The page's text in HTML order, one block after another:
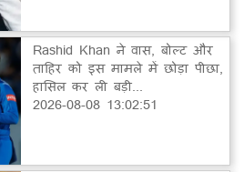
Rashid Khan ने वास, बोल्ट और
ताहिर को इस मामले में छोड़ा पीछा,
हासिल कर ली बड़ी...
2026-08-08 13:02:51